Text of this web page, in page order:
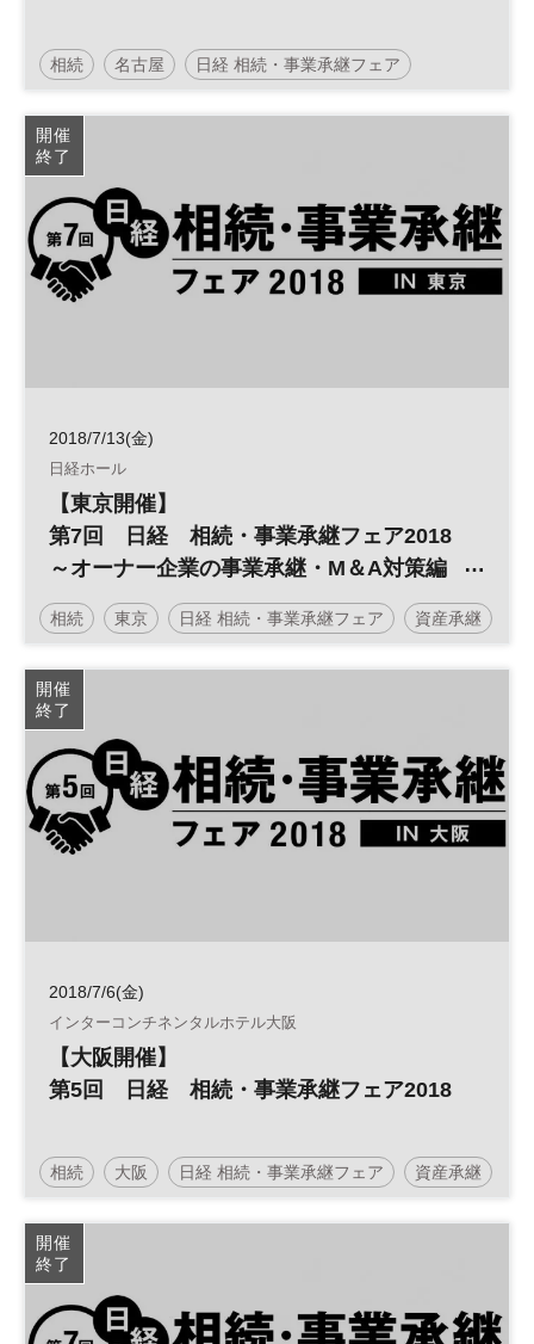
相続 名古屋 日経 相続・事業承継フェア
資産承継
開催
終了
2018/7/13(金)
日経ホール
【東京開催】
第7回 日経 相続・事業承継フェア2018
～オーナー企業の事業承継・M＆A対策編
～
相続 東京 日経 相続・事業承継フェア 資産承継
開催
終了
2018/7/6(金)
インターコンチネンタルホテル大阪
【大阪開催】
第5回 日経 相続・事業承継フェア2018
相続 大阪 日経 相続・事業承継フェア 資産承継
開催
終了